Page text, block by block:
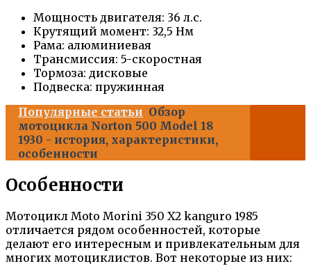
Мощность двигателя: 36 л.с.
Крутящий момент: 32,5 Нм
Рама: алюминиевая
Трансмиссия: 5-скоростная
Тормоза: дисковые
Подвеска: пружинная
Популярные статьи Обзор
мотоцикла Norton 500 Model 18
1930 - история, характеристики,
особенности
Особенности
Мотоцикл Moto Morini 350 X2 kanguro 1985
отличается рядом особенностей, которые
делают его интересным и привлекательным для
многих мотоциклистов. Вот некоторые из них: